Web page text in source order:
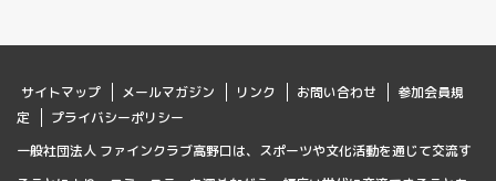
サイトマップ メールマガジン リンク お問い合わせ
参加会員規
定
プライバシーポリシー
一般社団法人 ファインクラブ高野口は、スポーツや文化活動を通じて交流す